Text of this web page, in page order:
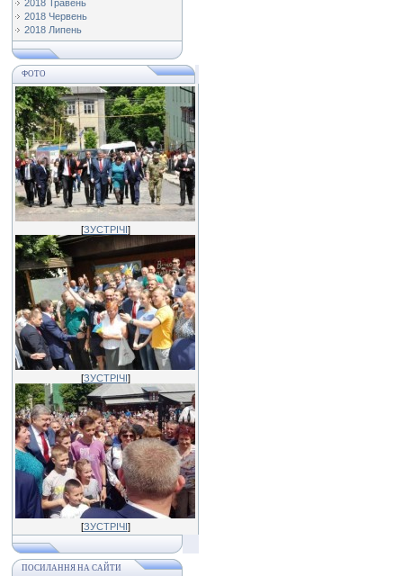
2018 Травень
2018 Червень
2018 Липень
ФОТО
[ЗУСТРІЧІ]
[ЗУСТРІЧІ]
[ЗУСТРІЧІ]
ПОСИЛАННЯ НА САЙТИ